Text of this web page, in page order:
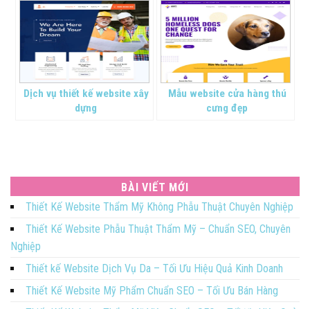
Dịch vụ thiết kế website xây
dựng
Mẫu website cửa hàng thú
cưng đẹp
BÀI VIẾT MỚI
Thiết Kế Website Thẩm Mỹ Không Phẫu Thuật Chuyên Nghiệp
Thiết Kế Website Phẫu Thuật Thẩm Mỹ – Chuẩn SEO, Chuyên
Nghiệp
Thiết kế Website Dịch Vụ Da – Tối Ưu Hiệu Quả Kinh Doanh
Thiết Kế Website Mỹ Phẩm Chuẩn SEO – Tối Ưu Bán Hàng